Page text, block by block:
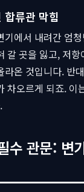
류관 막힘
에서 내려간 엄
갈 곳을 잃고, 저
온 것입니다. 반
차오르게 되죠. 이
수 관문: 변